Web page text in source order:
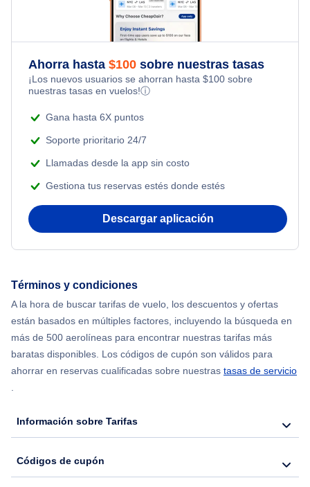
Ahorra hasta $100 sobre nuestras tasas
¡Los nuevos usuarios se ahorran hasta $100 sobre
nuestras tasas en vuelos!ⓘ
Gana hasta 6X puntos
Soporte prioritario 24/7
Llamadas desde la app sin costo
Gestiona tus reservas estés donde estés
Descargar aplicación
Términos y condiciones
A la hora de buscar tarifas de vuelo, los descuentos y ofertas
están basados en múltiples factores, incluyendo la búsqueda en
más de 500 aerolíneas para encontrar nuestras tarifas más
baratas disponibles. Los códigos de cupón son válidos para
ahorrar en reservas cualificadas sobre nuestras tasas de servicio
.
Información sobre Tarifas
Códigos de cupón